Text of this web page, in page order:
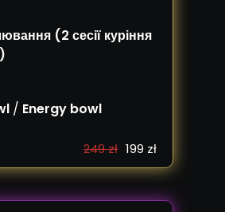
(2 сесії куріння
/ Energy bowl
249 zł 199 zł